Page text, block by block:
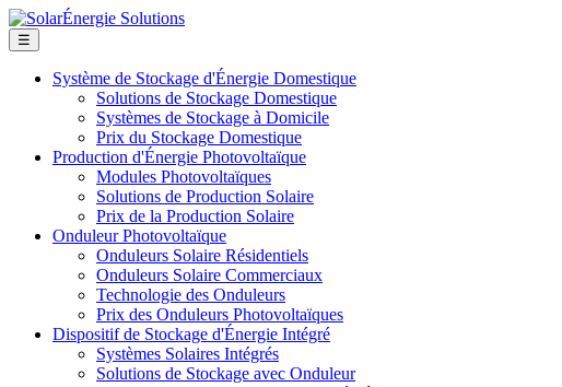
☰
Système de Stockage d'Énergie Domestique
Solutions de Stockage Domestique
Systèmes de Stockage à Domicile
Prix du Stockage Domestique
Production d'Énergie Photovoltaïque
Modules Photovoltaïques
Solutions de Production Solaire
Prix de la Production Solaire
Onduleur Photovoltaïque
Onduleurs Solaire Résidentiels
Onduleurs Solaire Commerciaux
Technologie des Onduleurs
Prix des Onduleurs Photovoltaïques
Dispositif de Stockage d'Énergie Intégré
Systèmes Solaires Intégrés
Solutions de Stockage avec Onduleur